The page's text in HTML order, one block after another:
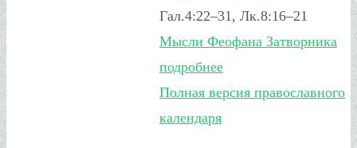
Гал.4:22–31, Лк.8:16–21
Мысли Феофана Затворника
подробнее
Полная версия православного
календаря